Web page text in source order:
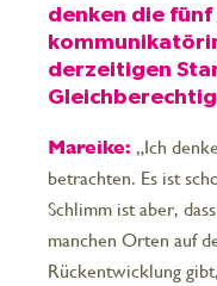
denken die
derzeitigen
Mareike: „Ich
betrachten. Es ist
Schlimm ist aber,
manchen Orten auf
Rückentwicklung